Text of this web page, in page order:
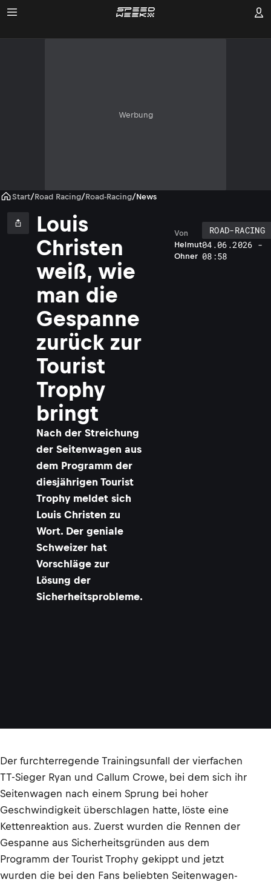
Werbung
Start/Road Racing/Road-Racing/News
Louis
Christen
weiß, wie
man die
Gespanne
zurück zur
Tourist
Trophy
bringt
Nach der Streichung
der Seitenwagen aus
dem Programm der
diesjährigen Tourist
Trophy meldet sich
Louis Christen zu
Wort. Der geniale
Schweizer hat
Vorschläge zur
Lösung der
Sicherheitsprobleme.
Helmut
Ohner
Von
ROAD-RACING
04.06.2026 -
08:58
Der furchterregende Trainingsunfall der vierfachen
TT-Sieger Ryan und Callum Crowe, bei dem sich ihr
Seitenwagen nach einem Sprung bei hoher
Geschwindigkeit überschlagen hatte, löste eine
Kettenreaktion aus. Zuerst wurden die Rennen der
Gespanne aus Sicherheitsgründen aus dem
Programm der Tourist Trophy gekippt und jetzt
wurden die bei den Fans beliebten Seitenwagen-